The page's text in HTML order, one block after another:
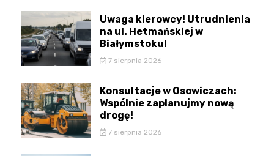
Uwaga kierowcy! Utrudnienia
na ul. Hetmańskiej w
Białymstoku!
7 sierpnia 2026
Konsultacje w Osowiczach:
Wspólnie zaplanujmy nową
drogę!
7 sierpnia 2026